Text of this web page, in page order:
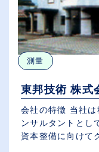
測量
東邦技術 株式
会社の特徴 当社
ンサルタントとし
資本整備に向けて